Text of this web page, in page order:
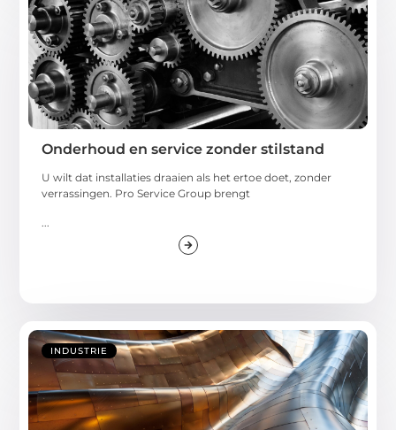
Onderhoud en service zonder stilstand
U wilt dat installaties draaien als het ertoe doet, zonder
verrassingen. Pro Service Group brengt
INDUSTRIE